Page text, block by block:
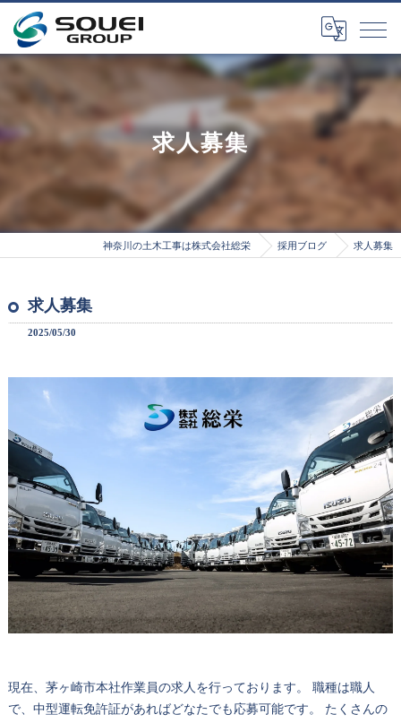
求人募集
神奈川の土木工事は株式会社総栄 採用ブログ 求人募集
求人募集
2025/05/30
現在、茅ヶ崎市本社作業員の求人を行っております。 職種は職人
で、中型運転免許証があればどなたでも応募可能です。 たくさんの